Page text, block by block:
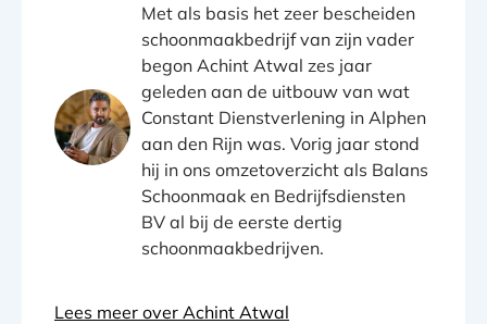
Met als basis het zeer bescheiden
schoonmaakbedrijf van zijn vader
begon Achint Atwal zes jaar
geleden aan de uitbouw van wat
Constant Dienstverlening in Alphen
aan den Rijn was. Vorig jaar stond
hij in ons omzetoverzicht als Balans
Schoonmaak en Bedrijfsdiensten
BV al bij de eerste dertig
schoonmaakbedrijven.
Lees meer over Achint Atwal